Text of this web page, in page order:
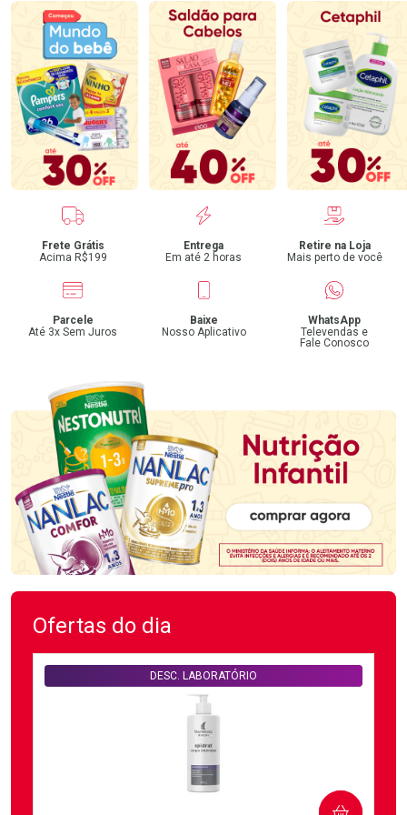
Benefícios
Frete Grátis
Acima R$199
Entrega
Em até 2 horas
Retire na Loja
Mais perto de você
Parcele
Até 3x Sem Juros
Baixe
Nosso Aplicativo
WhatsApp
Televendas e
Fale Conosco
Ofertas do dia
DESC. LABORATÓRIO
COMPRAR